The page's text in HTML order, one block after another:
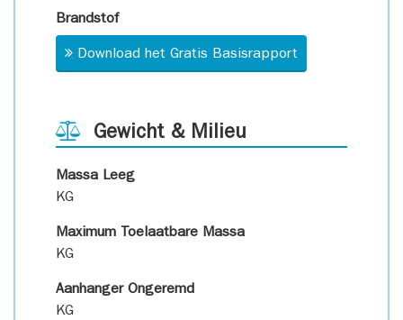
Brandstof
Download het Gratis Basisrapport
Gewicht & Milieu
Massa Leeg
KG
Maximum Toelaatbare Massa
KG
Aanhanger Ongeremd
KG